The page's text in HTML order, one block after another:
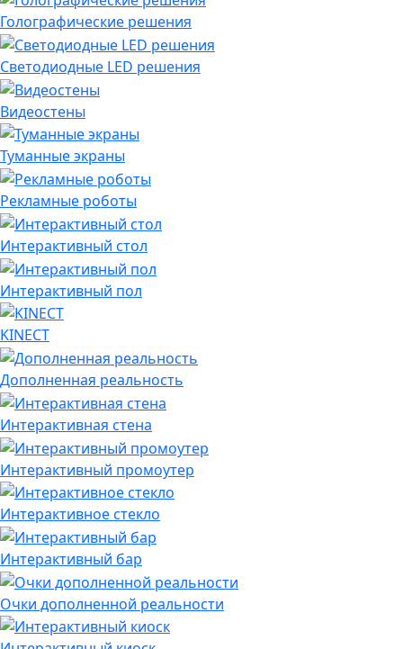
Голографические решения
Светодиодные LED решения
Видеостены
Туманные экраны
Рекламные роботы
Интерактивный стол
Интерактивный пол
KINECT
Дополненная реальность
Интерактивная стена
Интерактивный промоутер
Интерактивное стекло
Интерактивный бар
Очки дополненной реальности